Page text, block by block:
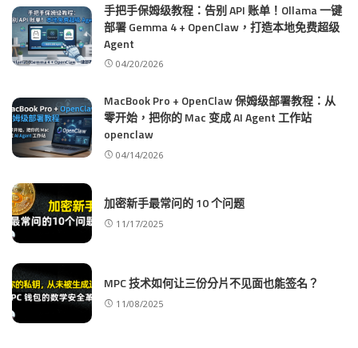
手把手保姆级教程：告别 API 账单！Ollama 一键
部署 Gemma 4 + OpenClaw，打造本地免费超级
Agent
04/20/2026
MacBook Pro + OpenClaw 保姆级部署教程：从
零开始，把你的 Mac 变成 AI Agent 工作站
openclaw
04/14/2026
加密新手最常问的 10 个问题
11/17/2025
MPC 技术如何让三份分片不见面也能签名？
11/08/2025